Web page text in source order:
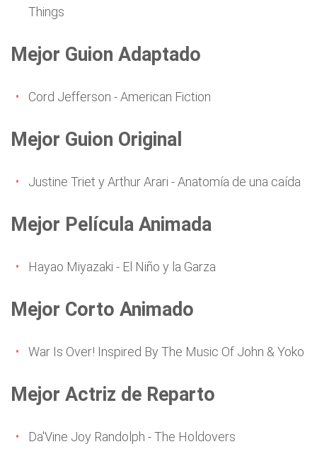
Things
Mejor Guion Adaptado
Cord Jefferson - American Fiction
Mejor Guion Original
Justine Triet y Arthur Arari - Anatomía de una caída
Mejor Película Animada
Hayao Miyazaki - El Niño y la Garza
Mejor Corto Animado
War Is Over! Inspired By The Music Of John & Yoko
Mejor Actriz de Reparto
Da'Vine Joy Randolph - The Holdovers